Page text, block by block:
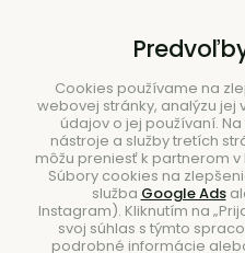
Hľadať
Cookies používame na
webovej stránky, analýzu
údajov o jej používaní.
nástroje a služby tretích
môžu preniesť k partnerom v
Súbory cookies na
služba Google Ads
Instagram). Kliknutím na
svoj súhlas s týmto
podrobné informácie